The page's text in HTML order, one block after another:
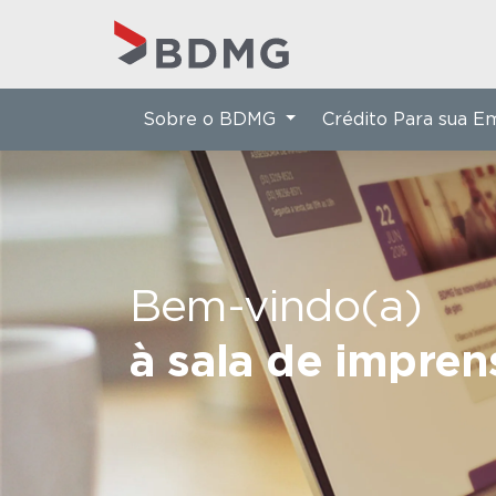
Bem-vindo(a)
à sala de
Sobre o BDMG Crédito Para sua